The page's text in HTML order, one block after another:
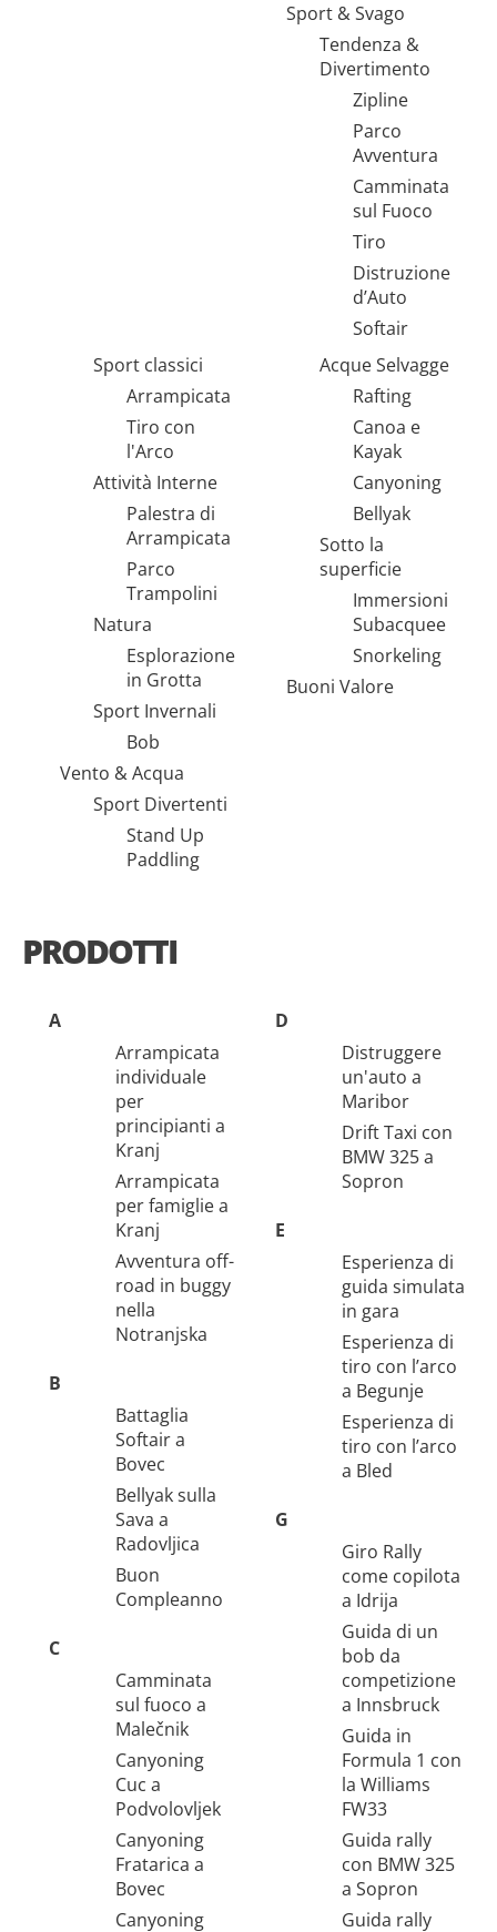
Sport & Svago
Tendenza &
Divertimento
Zipline
Parco
Avventura
Camminata
sul Fuoco
Tiro
Distruzione
d’Auto
Softair
Sport classici
Arrampicata
Tiro con
l'Arco
Attività Interne
Palestra di
Arrampicata
Parco
Trampolini
Natura
Esplorazione
in Grotta
Sport Invernali
Bob
Vento & Acqua
Sport Divertenti
Stand Up
Paddling
Acque Selvagge
Rafting
Canoa e
Kayak
Canyoning
Bellyak
Sotto la
superficie
Immersioni
Subacquee
Snorkeling
Buoni Valore
PRODOTTI
A
Arrampicata
individuale
per
principianti a
Kranj
Arrampicata
per famiglie a
Kranj
Avventura off-
road in buggy
nella
Notranjska
B
Battaglia
Softair a
Bovec
Bellyak sulla
Sava a
Radovljica
Buon
Compleanno
C
Camminata
sul fuoco a
Malečnik
Canyoning
Cuc a
Podvolovljek
Canyoning
Fratarica a
Bovec
Canyoning
D
Distruggere
un'auto a
Maribor
Drift Taxi con
BMW 325 a
Sopron
E
Esperienza di
guida simulata
in gara
Esperienza di
tiro con l’arco
a Begunje
Esperienza di
tiro con l’arco
a Bled
G
Giro Rally
come copilota
a Idrija
Guida di un
bob da
competizione
a Innsbruck
Guida in
Formula 1 con
la Williams
FW33
Guida rally
con BMW 325
a Sopron
Guida rally